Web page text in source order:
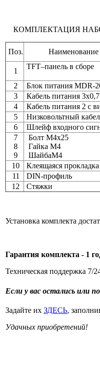
КОМПЛЕКТАЦИЯ
Поз. Наименование
1
TFT–панель в сборе
2
Блок питания MDR-
3
Кабель питания
4
Кабель питания 2 с
5
Низковольтный
6
Шлейф входного
7
8
9
Болт М4x25
Гайка M4
ШайбаM4
10
Клеящаяся прокладка
11
DIN-профиль
12
Стяжки
Установка комплекта
Гарантия комплекта - 1
Техническая поддержка 7/
Если у вас остались или
Задайте их ЗДЕСЬ,
Удачных приобретений!